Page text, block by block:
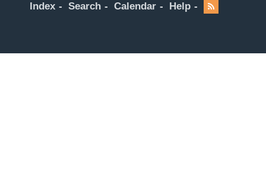
Index Search Calendar Help